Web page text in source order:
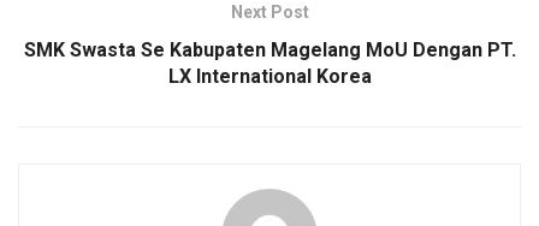
Next Post
SMK Swasta Se Kabupaten Magelang MoU Dengan PT.
LX International Korea